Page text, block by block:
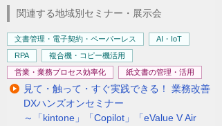
関連する地域別セミナー・展示会
文書管理・電子契約・ペーパーレス
AI・IoT
RPA
複合機・コピー機活用
営業・業務プロセス効率化
紙文書の管理・活用
見て・触って・すぐ実践できる！ 業務改善
DXハンズオンセミナー
～「kintone」「Copilot」「eValue V Air